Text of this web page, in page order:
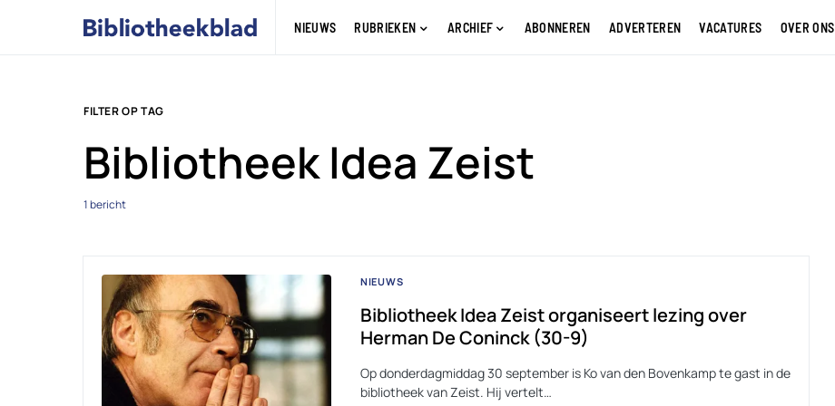
NIEUWS RUBRIEKEN ARCHIEF ABONNEREN ADVERTEREN VACATURES OVER ONS
FILTER OP TAG
Bibliotheek Idea Zeist
1 bericht
NIEUWS
Bibliotheek Idea Zeist organiseert lezing over
Herman De Coninck (30-9)
Op donderdagmiddag 30 september is Ko van den Bovenkamp te gast in de
bibliotheek van Zeist. Hij vertelt…